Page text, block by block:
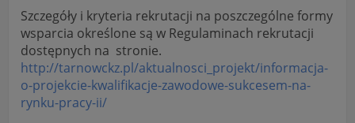
Szczegóły i kryteria rekrutacji na poszczególne formy
wsparcia określone są w Regulaminach rekrutacji
dostępnych na stronie.
http://tarnowckz.pl/aktualnosci_projekt/informacja-
o-projekcie-kwalifikacje-zawodowe-sukcesem-na-
rynku-pracy-ii/